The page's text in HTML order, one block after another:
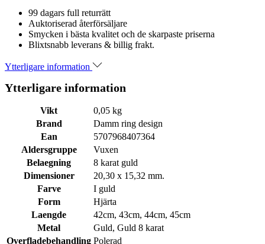
99 dagars full returrätt
Auktoriserad återförsäljare
Smycken i bästa kvalitet och de skarpaste priserna
Blixtsnabb leverans & billig frakt.
Ytterligare information
Ytterligare information
Vikt
0,05 kg
Brand
Damm ring design
Ean
5707968407364
Aldersgruppe
Vuxen
Belaegning
8 karat guld
Dimensioner
20,30 x 15,32 mm.
Farve
I guld
Form
Hjärta
Laengde
42cm, 43cm, 44cm, 45cm
Metal
Guld, Guld 8 karat
Overfladebehandling Polerad